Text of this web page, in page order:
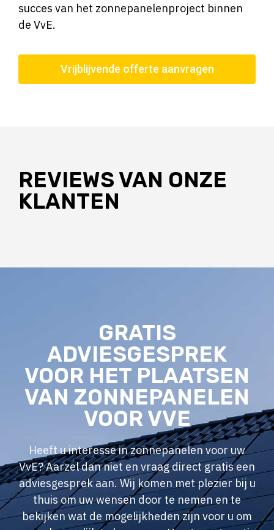
succes van het zonnepanelenproject binnen
de VvE.
Vrijblijvende offerte aanvragen
REVIEWS VAN ONZE
KLANTEN
GRATIS
ADVIESGESPREK
VOOR HET PLAATSEN
VAN ZONNEPANELEN
VOOR VVE
Heeft u interesse in zonnepanelen voor uw
VvE? Aarzel dan niet en vraag direct gratis een
adviesgesprek aan. Wij komen met plezier bij u
thuis om uw wensen door te nemen en te
bekijken wat de mogelijkheden zijn voor u om